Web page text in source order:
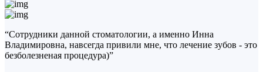
“Сотрудники данной стоматологии, а именно Инна
Владимировна, навсегда привили мне, что лечение зубов - это
безболезненая процедура)”